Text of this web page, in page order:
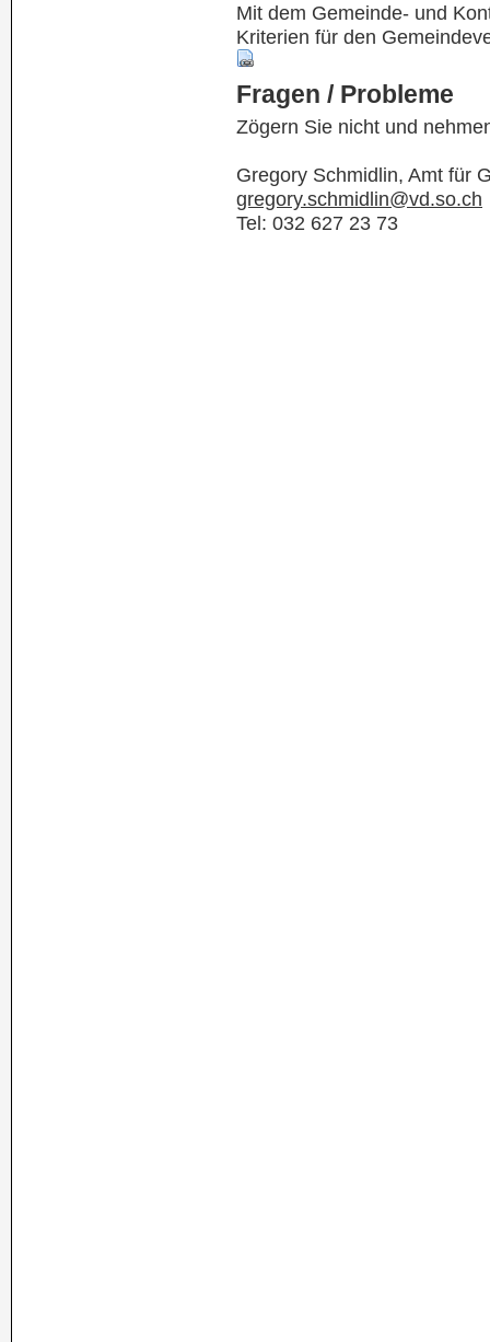
Mit dem Gemeinde- und
Kriterien für den
Fragen / Probleme
Zögern Sie nicht und
Gregory Schmidlin, Amt für
gregory.schmidlin@vd.so.ch
Tel: 032 627 23 73